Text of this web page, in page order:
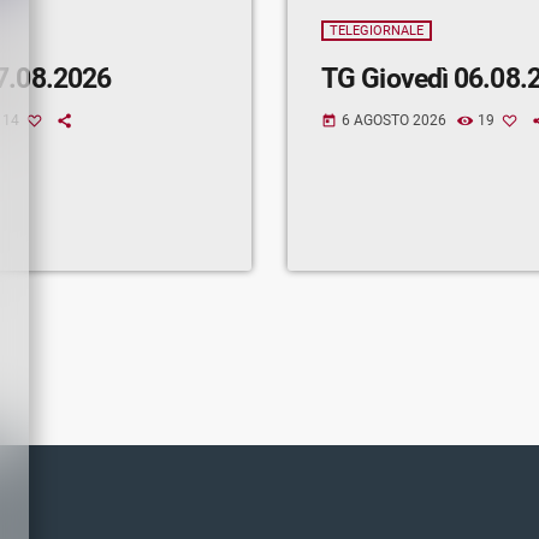
14
TELEGIORNALE
TG Giovedì
today 6 AGOSTO 2026 19